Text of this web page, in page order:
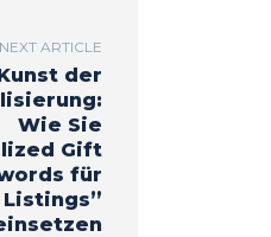
NEXT ARTICLE
der
Wie Sie
Gift
für
Listings”